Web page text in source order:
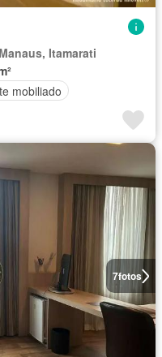
Itamarati
mobiliado
7fotos